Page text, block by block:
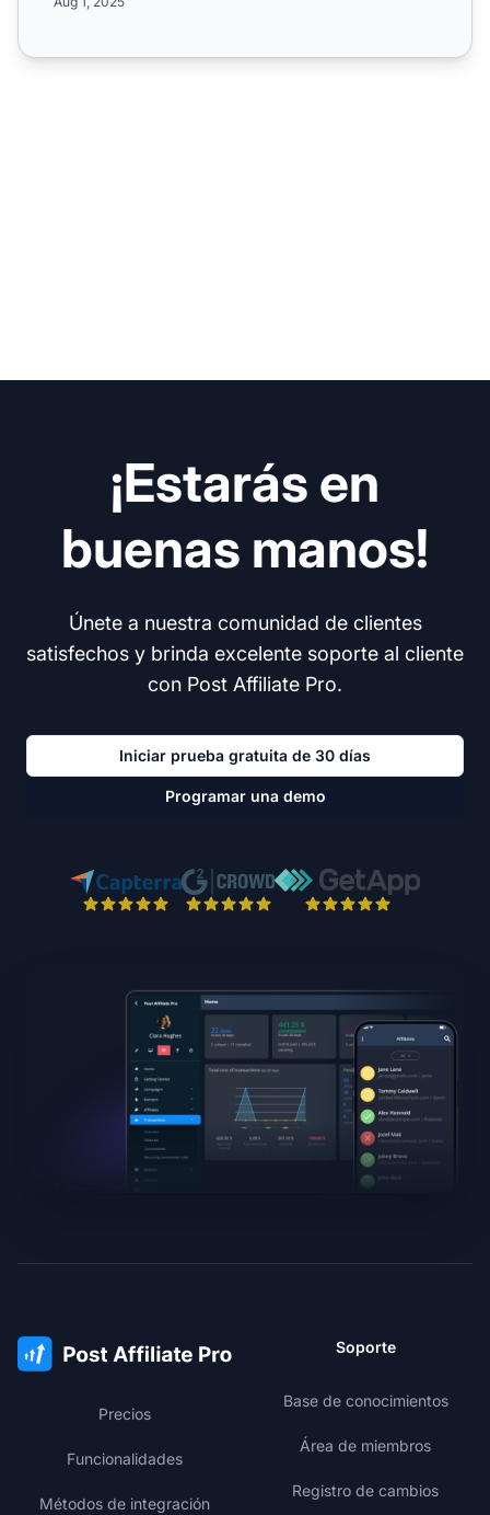
¡Estarás en
buenas manos!
Únete a nuestra comunidad de clientes
satisfechos y brinda excelente soporte al cliente
con Post Affiliate Pro.
Iniciar prueba gratuita de 30 días
Programar una demo
Precios
Funcionalidades
Métodos de integración
Soporte
Base de conocimientos
Área de miembros
Registro de cambios